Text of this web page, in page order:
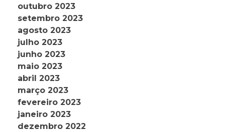
outubro 2023
setembro 2023
agosto 2023
julho 2023
junho 2023
maio 2023
abril 2023
março 2023
fevereiro 2023
janeiro 2023
dezembro 2022